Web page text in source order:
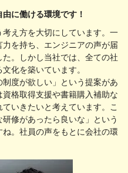
に働ける環境です！
え方を大切にしています。一
を持ち、エンジニアの声が届
。しかし当社では、全ての社
化を築いています。
度が欲しい」という提案があ
格取得支援や書籍購入補助な
いきたいと考えています。こ
修があったら良いな」という
。社員の声をもとに会社の環